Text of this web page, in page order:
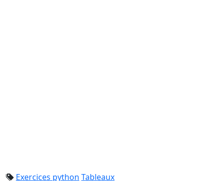
Exercices python Tableaux